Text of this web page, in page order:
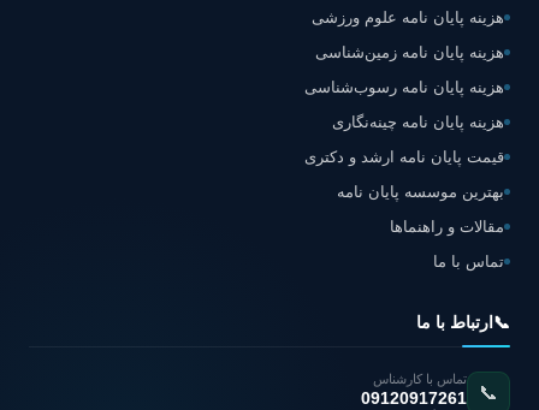
هزینه پایان نامه علوم ورزشی
هزینه پایان نامه زمین‌شناسی
هزینه پایان نامه رسوب‌شناسی
هزینه پایان نامه چینه‌نگاری
قیمت پایان نامه ارشد و دکتری
بهترین موسسه پایان نامه
مقالات و راهنماها
تماس با ما
📞 ارتباط با ما
📞
تماس با کارشناس
09120917261